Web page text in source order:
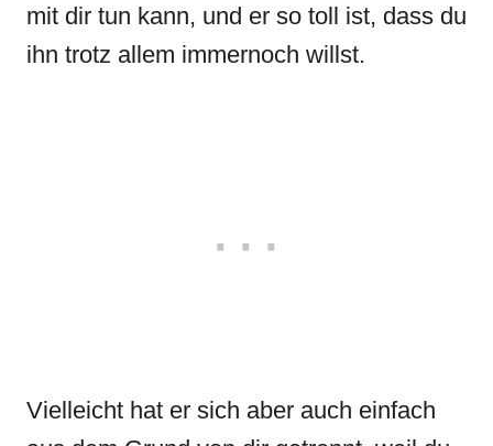
mit dir tun kann, und er so toll ist, dass du
ihn trotz allem immernoch willst.
Vielleicht hat er sich aber auch einfach